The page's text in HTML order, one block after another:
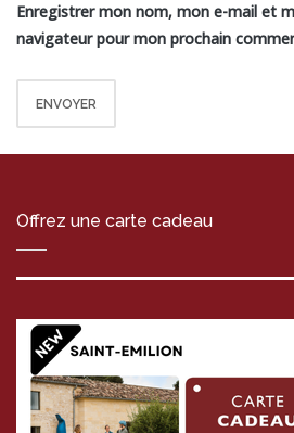
Enregistrer mon nom, mon e-mail et
navigateur pour mon prochain
Offrez une carte cadeau